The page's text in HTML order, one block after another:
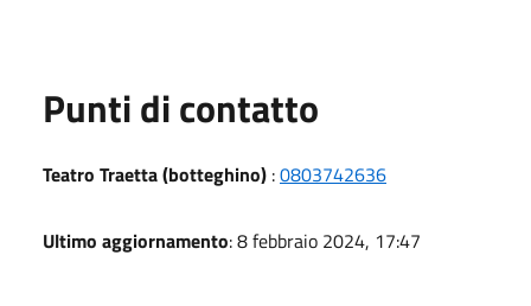
Punti di contatto
Teatro Traetta (botteghino) :0803742636
Ultimo aggiornamento: 8 febbraio 2024, 17:47